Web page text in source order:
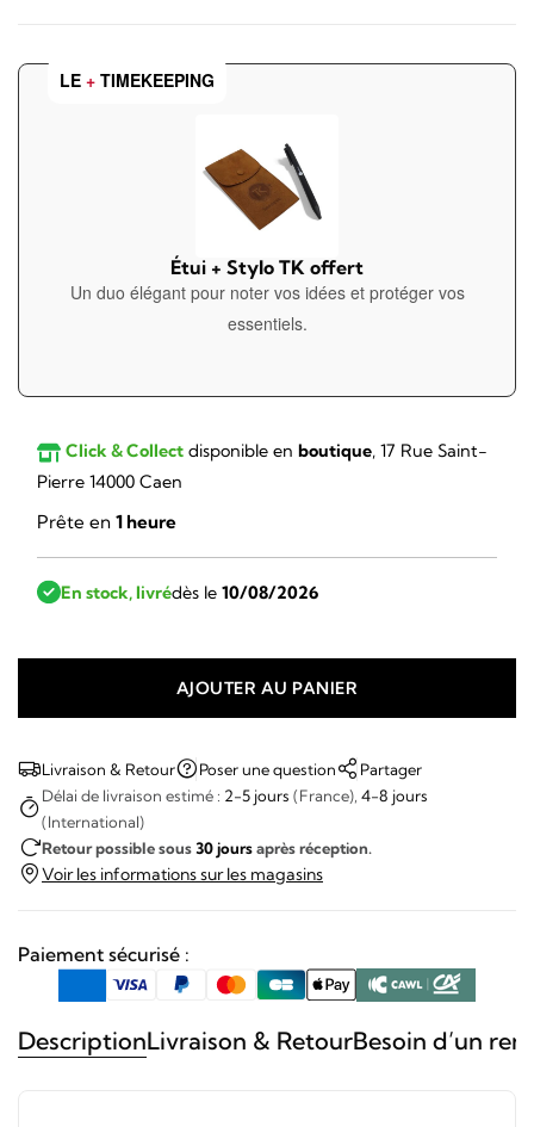
LE + TIMEKEEPING
Étui + Stylo TK offert
Un duo élégant pour noter vos idées et protéger vos
essentiels.
Click & Collect disponible en boutique, 17 Rue Saint-
Pierre 14000 Caen
Prête en 1 heure
En stock, livrédès le 10/08/2026
LIP
-
Nautic
3
AJOUTER AU PANIER
Livraison & Retour Poser une question
Partager
Délai de livraison estimé : 2-5 jours (France), 4-8 jours
(International)
Retour possible sous30 joursaprès réception.
Voir les informations sur les magasins
Paiement sécurisé :
DescriptionLivraison & RetourBesoin d’un